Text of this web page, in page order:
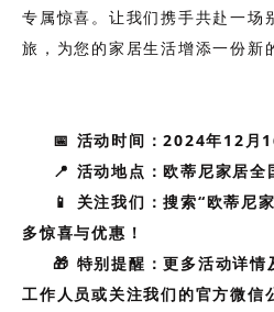
专属惊喜。让我们携手共赴一场
旅，为您的家居生活增添一份新
📅 活动时间：2024年12月
📍 活动地点：欧蒂尼家居全
📱 关注我们：搜索“欧蒂尼
多惊喜与优惠！
🎁 特别提醒：更多活动详情
工作人员或关注我们的官方微信